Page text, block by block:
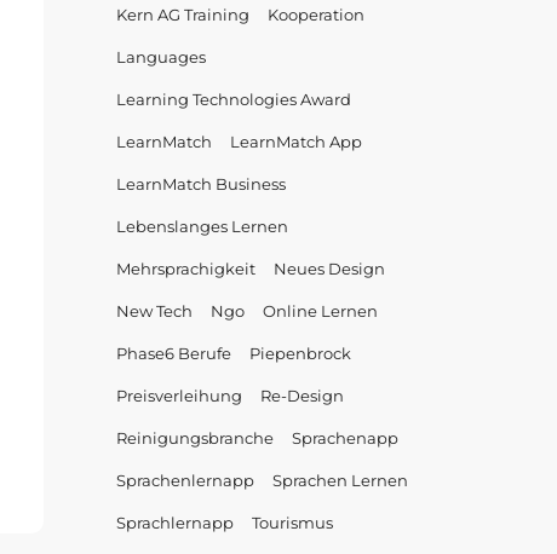
Kern AG Training Kooperation
Languages
Learning Technologies Award
LearnMatch LearnMatch App
LearnMatch Business
Lebenslanges Lernen
Mehrsprachigkeit Neues Design
New Tech Ngo Online Lernen
Phase6 Berufe Piepenbrock
Preisverleihung Re-Design
Reinigungsbranche Sprachenapp
Sprachenlernapp Sprachen Lernen
Sprachlernapp Tourismus